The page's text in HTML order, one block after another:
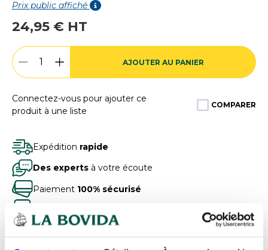
Prix public affiché
24,95 € HT
AJOUTER AU PANIER
Connectez-vous pour ajouter ce
produit à une liste
COMPARER
Expédition rapide
Des experts à votre écoute
Paiement 100% sécurisé